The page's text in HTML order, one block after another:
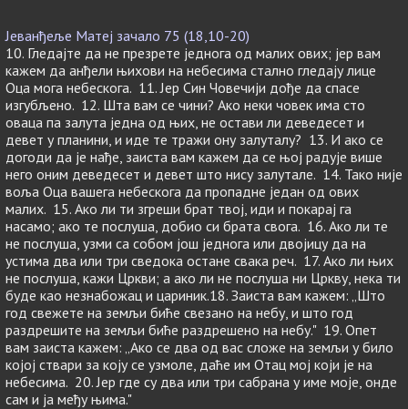
Јеванђеље Матеј зачало 75 (18,10-20)
10. Гледајте да не презрете једнога од малих ових; јер вам
кажем да анђели њихови на небесима стално гледају лице
Оца мога небескога. 11. Јер Син Човечији дође да спасе
изгубљено. 12. Шта вам се чини? Ако неки човек има сто
оваца па залута једна од њих, не остави ли деведесет и
девет у планини, и иде те тражи ону залуталу? 13. И ако се
догоди да је нађе, заиста вам кажем да се њој радује више
него оним деведесет и девет што нису залутале. 14. Тако није
воља Оца вашега небескога да пропадне један од ових
малих. 15. Ако ли ти згреши брат твој, иди и покарај га
насамо; ако те послуша, добио си брата свога. 16. Ако ли те
не послуша, узми са собом још једнога или двојицу да на
устима два или три сведока остане свака реч. 17. Ако ли њих
не послуша, кажи Цркви; а ако ли не послуша ни Цркву, нека ти
буде као незнабожац и цариник.18. Заиста вам кажем: „Што
год свежете на земљи биће свезано на небу, и што год
раздрешите на земљи биће раздрешено на небу." 19. Опет
вам заиста кажем: „Ако се два од вас сложе на земљи у било
којој ствари за коју се узмоле, даће им Отац мој који је на
небесима. 20. Јер где су два или три сабрана у име моје, онде
сам и ја међу њима."